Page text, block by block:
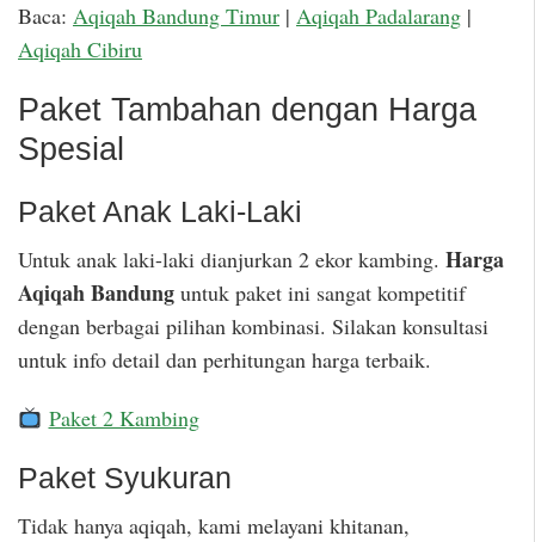
Baca: Aqiqah Bandung Timur | Aqiqah Padalarang |
Aqiqah Cibiru
Paket Tambahan dengan Harga
Spesial
Paket Anak Laki-Laki
Untuk anak laki-laki dianjurkan 2 ekor kambing. Harga
Aqiqah Bandung untuk paket ini sangat kompetitif
dengan berbagai pilihan kombinasi. Silakan konsultasi
untuk info detail dan perhitungan harga terbaik.
Paket 2 Kambing
Paket Syukuran
Tidak hanya aqiqah, kami melayani khitanan,